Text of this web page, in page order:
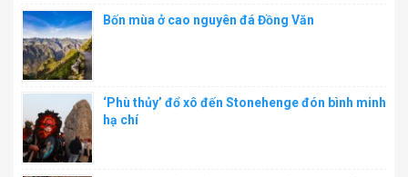
Bốn mùa ở cao nguyên đá Đồng Văn
‘Phù thủy’ đổ xô đến Stonehenge đón bình minh
hạ chí